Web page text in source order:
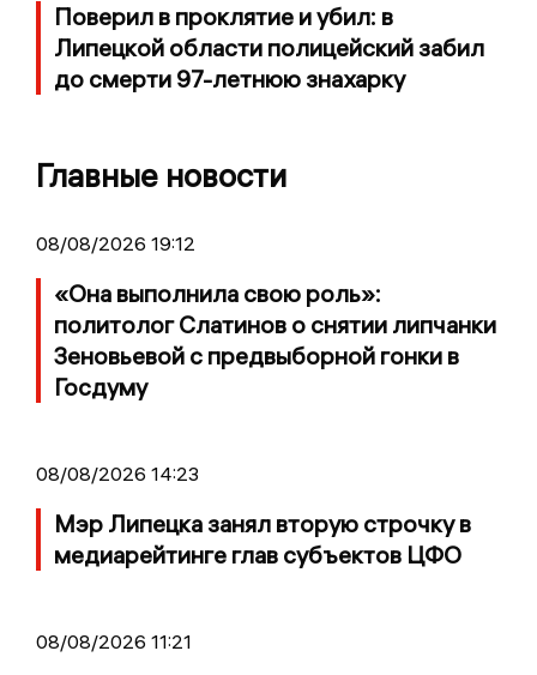
Поверил в проклятие и убил: в
Липецкой области полицейский забил
до смерти 97-летнюю знахарку
Главные новости
08/08/2026 19:12
«Она выполнила свою роль»:
политолог Слатинов о снятии липчанки
Зеновьевой с предвыборной гонки в
Госдуму
08/08/2026 14:23
Мэр Липецка занял вторую строчку в
медиарейтинге глав субъектов ЦФО
08/08/2026 11:21